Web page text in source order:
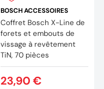
BOSCH ACCESSOIRES
Coffret Bosch X-Line de
forets et embouts de
vissage à revêtement
TiN, 70 pièces
23,90 €